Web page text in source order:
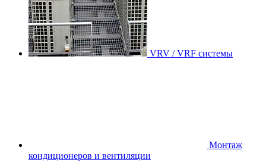
VRV / VRF системы
Монтаж
кондиционеров и вентиляции